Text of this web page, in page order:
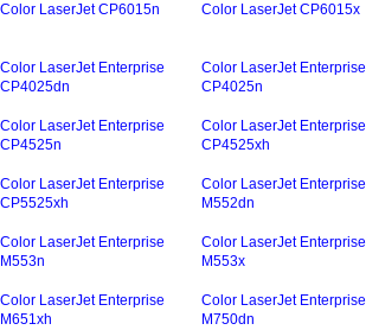
Color LaserJet CP6015n Color LaserJet CP6015x
Color LaserJet Enterprise
CP4025dn
Color LaserJet Enterprise
CP4025n
Color LaserJet Enterprise
CP4525n
Color LaserJet Enterprise
CP4525xh
Color LaserJet Enterprise
CP5525xh
Color LaserJet Enterprise
M552dn
Color LaserJet Enterprise
M553n
Color LaserJet Enterprise
M553x
Color LaserJet Enterprise
M651xh
Color LaserJet Enterprise
M750dn